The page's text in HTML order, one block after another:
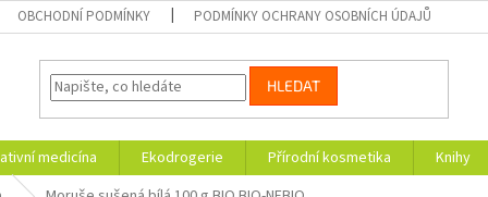
OBCHODNÍ PODMÍNKY PODMÍNKY OCHRANY OSOBNÍCH ÚDAJŮ
HLEDAT
medicína Ekodrogerie Přírodní kosmetika Knihy